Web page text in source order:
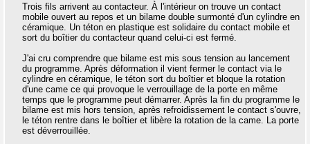
Trois fils arrivent au contacteur. À l'intérieur on trouve un contact
mobile ouvert au repos et un bilame double surmonté d'un cylindre en
céramique. Un téton en plastique est solidaire du contact mobile et
sort du boîtier du contacteur quand celui-ci est fermé.
J'ai cru comprendre que bilame est mis sous tension au lancement
du programme. Après déformation il vient fermer le contact via le
cylindre en céramique, le téton sort du boîtier et bloque la rotation
d'une came ce qui provoque le verrouillage de la porte en même
temps que le programme peut démarrer. Après la fin du programme le
bilame est mis hors tension, après refroidissement le contact s'ouvre,
le téton rentre dans le boîtier et libère la rotation de la came. La porte
est déverrouillée.